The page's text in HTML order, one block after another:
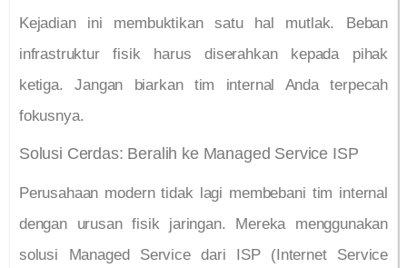
Kejadian ini membuktikan satu hal mutlak. Beban
infrastruktur fisik harus diserahkan kepada pihak
ketiga. Jangan biarkan tim internal Anda terpecah
fokusnya.
Solusi Cerdas: Beralih ke Managed Service ISP
Perusahaan modern tidak lagi membebani tim internal
dengan urusan fisik jaringan. Mereka menggunakan
solusi Managed Service dari ISP (Internet Service